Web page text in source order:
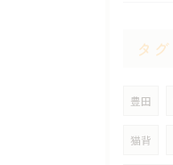
タグ
豊田
猫背